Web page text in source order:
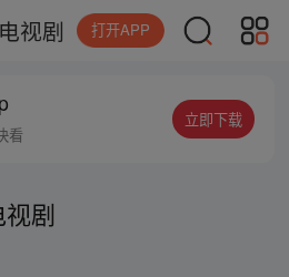
视剧 打开APP
看
立即下载
剧